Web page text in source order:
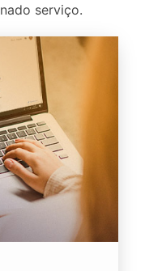
serviço.